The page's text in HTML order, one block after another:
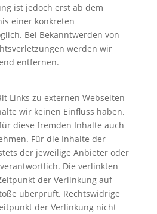
ist jedoch erst ab dem
einer konkreten
Bei Bekanntwerden von
werden wir
entfernen.
Links zu externen Webseiten
wir keinen Einfluss haben.
diese fremden Inhalte auch
Für die Inhalte der
der jeweilige Anbieter oder
Die verlinkten
der Verlinkung auf
überprüft. Rechtswidrige
der Verlinkung nicht